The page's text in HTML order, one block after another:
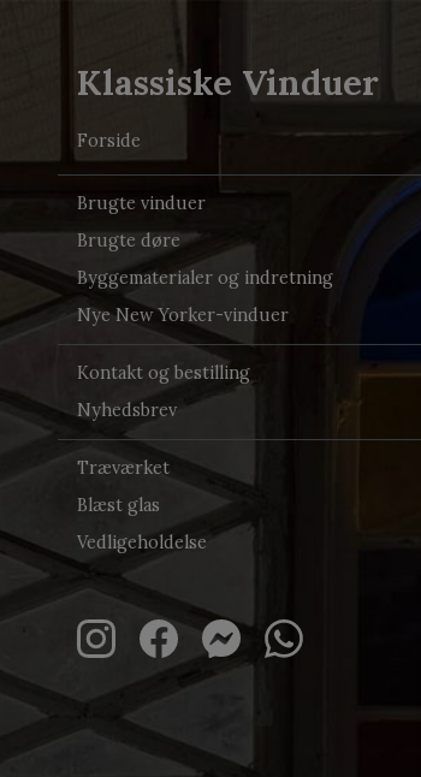
Klassiske Vinduer
Forside
Brugte vinduer
Brugte døre
Byggematerialer og indretning
Nye New Yorker-vinduer
Kontakt og bestilling
Nyhedsbrev
Træværket
Blæst glas
Vedligeholdelse